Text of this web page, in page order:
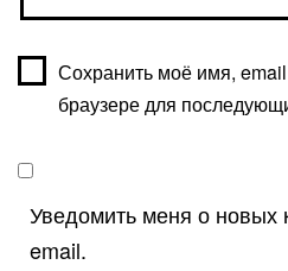
Сохранить моё имя,
браузере для
Уведомить меня о новых
email.